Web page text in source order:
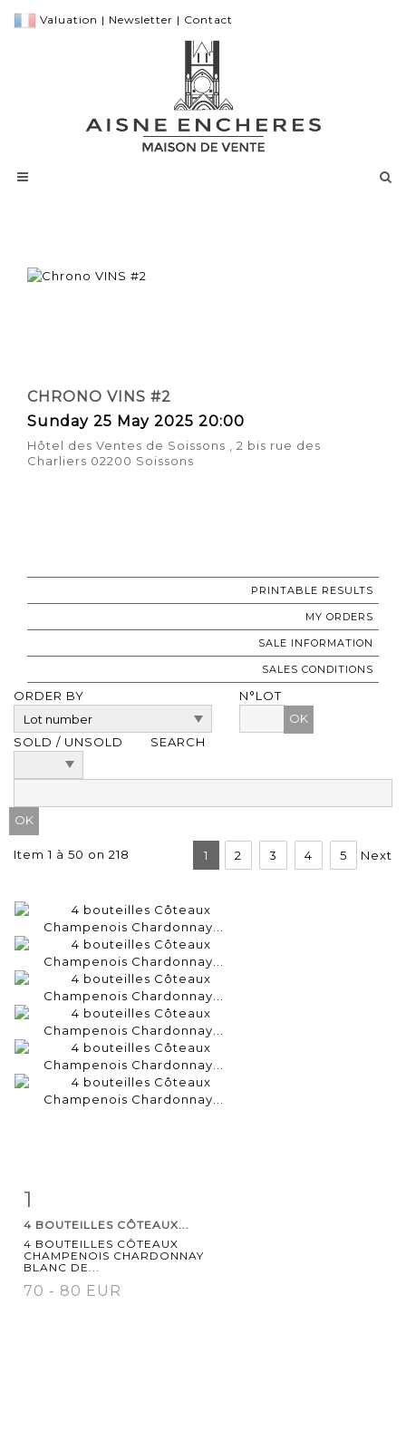
Valuation | Newsletter | Contact
CHRONO VINS #2
Sunday 25 May 2025 20:00
Hôtel des Ventes de Soissons , 2 bis rue des
Charliers 02200 Soissons
PRINTABLE RESULTS
MY ORDERS
SALE INFORMATION
SALES CONDITIONS
ORDER BY
N°LOT
OK
SOLD / UNSOLD
SEARCH
Item 1 à 50 on 218 1 2 3 4 5 Next
1
4 BOUTEILLES CÔTEAUX...
4 BOUTEILLES CÔTEAUX
CHAMPENOIS CHARDONNAY
BLANC DE...
70 - 80 EUR